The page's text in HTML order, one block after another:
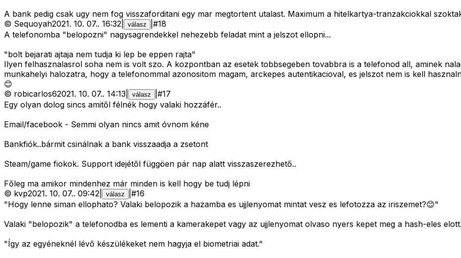
A bank pedig csak ugy nem fog visszaforditani egy mar megtortent utalast. Maximum a hitelkartya-tranzakciokkal
© Sequoyah2021. 10. 07.. 16:32 válasz #18
A telefonomba "belopozni" nagysagrendekkel nehezebb feladat mint a jelszot ellopni...
"bolt bejarati ajtaja nem tudja ki lep be eppen rajta"
Ilyen felhasznalasrol soha nem is volt szo. A kozpontban az esetek tobbsegeben tovabbra is a telefonod all, aminek
munkahelyi halozatra, hogy a telefonommal azonositom magam, arckepes autentikacioval, es jelszot nem is kell
😊
© robicarlos62021. 10. 07.. 14:13 válasz #17
Egy olyan dolog sincs amitől félnék hogy valaki hozzáfér..
Email/facebook - Semmi olyan nincs amit óvnom kéne
Bankfiók..bármit csinálnak a bank visszaadja a zsetont
Steam/game fiokok. Support idejétől függöen pár nap alatt visszaszerezhető..
Főleg ma amikor mindenhez már minden is kell hogy be tudj lépni
© kvp2021. 10. 07.. 09:42 válasz #16
"Hogy lenne siman ellophato? Valaki belopozik a hazamba es ujjlenyomat mintat vesz es lefotozza az iriszemet?😊"
Valaki "belopozik" a telefonodba es lementi a kamerakepet vagy az ujjlenyomat olvaso nyers kepet meg a hash-eles
"Így az egyéneknél lévő készülékeket nem hagyja el biometriai adat."